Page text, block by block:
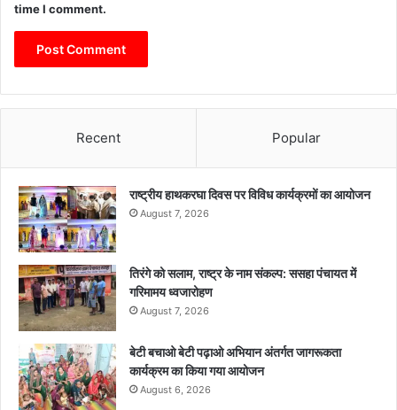
time I comment.
Recent Popular
राष्ट्रीय हाथकरघा दिवस पर विविध कार्यक्रमों का आयोजन
August 7, 2026
तिरंगे को सलाम, राष्ट्र के नाम संकल्प: ससहा पंचायत में
गरिमामय ध्वजारोहण
August 7, 2026
बेटी बचाओ बेटी पढ़ाओ अभियान अंतर्गत जागरूकता
कार्यक्रम का किया गया आयोजन
August 6, 2026